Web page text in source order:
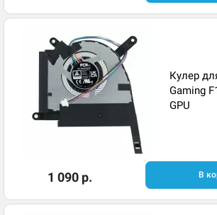
Кулер
Gaming
GPU
1 090 р. В